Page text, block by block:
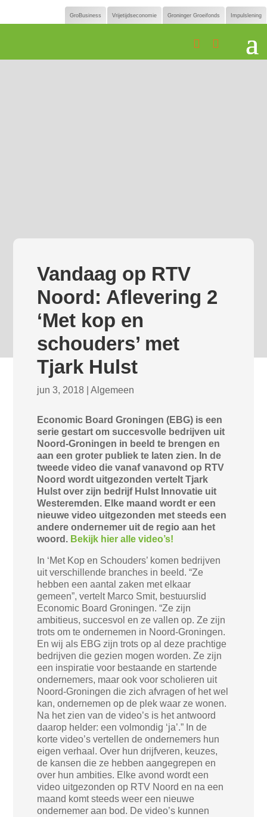
GroBusiness Vrijetijdseconomie Groninger Groeifonds Impulslening
 
Vandaag op RTV
Noord: Aflevering 2
‘Met kop en
schouders’ met
Tjark Hulst
jun 3, 2018 |Algemeen
Economic Board Groningen (EBG) is een
serie gestart om succesvolle bedrijven uit
Noord-Groningen in beeld te brengen en
aan een groter publiek te laten zien. In de
tweede video die vanaf vanavond op RTV
Noord wordt uitgezonden vertelt Tjark
Hulst over zijn bedrijf Hulst Innovatie uit
Westeremden. Elke maand wordt er een
nieuwe video uitgezonden met steeds een
andere ondernemer uit de regio aan het
woord. Bekijk hier alle video’s!
In ‘Met Kop en Schouders’ komen bedrijven
uit verschillende branches in beeld. “Ze
hebben een aantal zaken met elkaar
gemeen”, vertelt Marco Smit, bestuurslid
Economic Board Groningen. “Ze zijn
ambitieus, succesvol en ze vallen op. Ze zijn
trots om te ondernemen in Noord-Groningen.
En wij als EBG zijn trots op al deze prachtige
bedrijven die gezien mogen worden. Ze zijn
een inspiratie voor bestaande en startende
ondernemers, maar ook voor scholieren uit
Noord-Groningen die zich afvragen of het wel
kan, ondernemen op de plek waar ze wonen.
Na het zien van de video’s is het antwoord
daarop helder: een volmondig ‘ja’.” In de
korte video’s vertellen de ondernemers hun
eigen verhaal. Over hun drijfveren, keuzes,
de kansen die ze hebben aangegrepen en
over hun ambities. Elke avond wordt een
video uitgezonden op RTV Noord en na een
maand komt steeds weer een nieuwe
ondernemer aan bod. De video’s kunnen